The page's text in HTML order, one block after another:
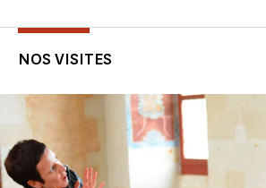
NOS VISITES